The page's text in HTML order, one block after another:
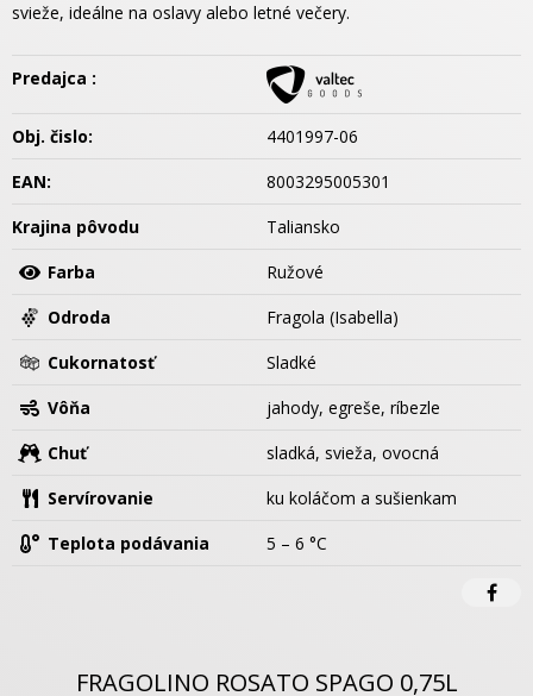
svieže, ideálne na oslavy alebo letné večery.
Predajca :
Obj. čislo:
4401997-06
EAN:
8003295005301
Krajina pôvodu
Taliansko
Farba
Ružové
Odroda
Fragola (Isabella)
Cukornatosť
Sladké
Vôňa
jahody, egreše, ríbezle
Chuť
sladká, svieža, ovocná
Servírovanie
ku koláčom a sušienkam
Teplota podávania
5 – 6 °C
FRAGOLINO ROSATO SPAGO 0,75L